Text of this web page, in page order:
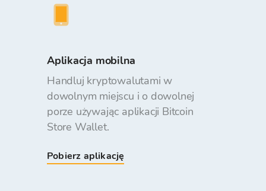
Aplikacja mobilna
Handluj kryptowalutami w
dowolnym miejscu i o dowolnej
porze używając aplikacji Bitcoin
Store Wallet.
Pobierz aplikację